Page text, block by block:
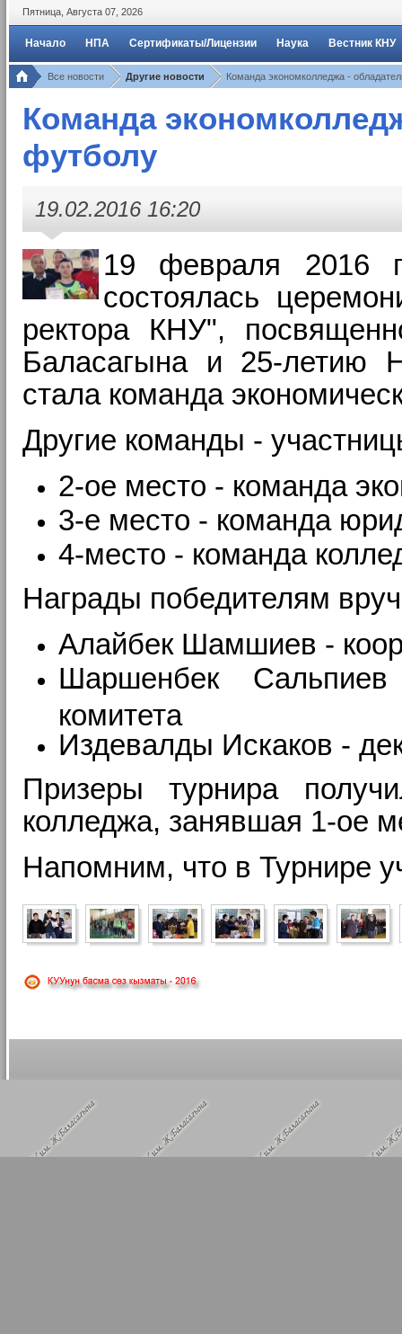
Пятница Августа 07 2026
Начало НПА Сертификаты/Лицензии Наука Вестник КНУ
Все новости Другие новости Команда экономколледжа -
Команда
футболу
19.02.2016 16:20
19 февраля 2016
состоялась
ректора КНУ",
Баласагына и 25-летию
стала команда
Другие команды -
2-ое место - команда
3-е место - команда
4-место - команда
Награды победителям
Алайбек Шамшиев -
Шаршенбек
комитета
Издевалды Искаков -
Призеры турнира
колледжа, занявшая 1-ое
Напомним, что в Турнире